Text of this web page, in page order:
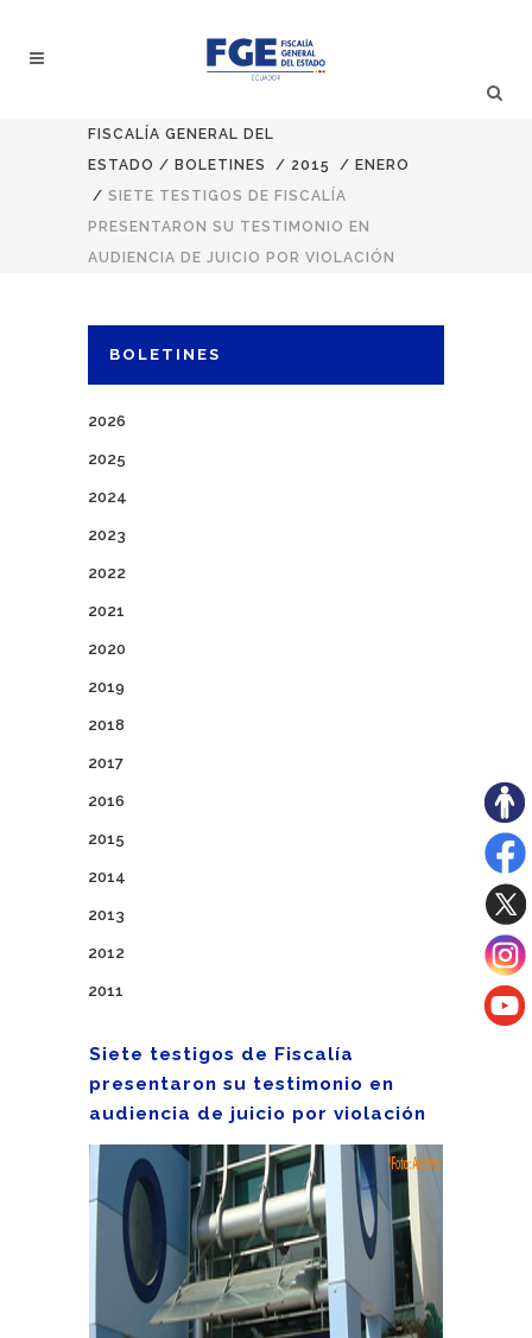
FISCALÍA GENERAL DEL
ESTADO / BOLETINES / 2015 / ENERO
/ SIETE TESTIGOS DE FISCALÍA
PRESENTARON SU TESTIMONIO EN
AUDIENCIA DE JUICIO POR VIOLACIÓN
BOLETINES
2026
2025
2024
2023
2022
2021
2020
2019
2018
2017
2016
2015
2014
2013
2012
2011
Siete testigos de Fiscalía
presentaron su testimonio en
audiencia de juicio por violación